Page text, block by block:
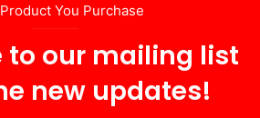
You Purchase
to our mailing list
new updates!